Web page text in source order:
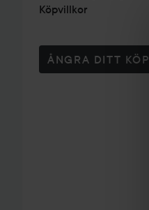
Köpvillkor
ÅNGRA DITT KÖP